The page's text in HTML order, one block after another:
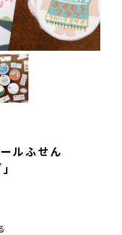
ルふせん